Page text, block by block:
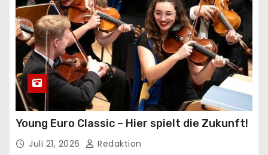
Young Euro Classic – Hier spielt die Zukunft!
Juli 21, 2026 Redaktion